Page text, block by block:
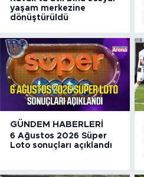
yaşam merkezine
dönüştürüldü
GÜNDEM HABERLERI
6 Ağustos 2026 Süper
Loto sonuçları açıklandı